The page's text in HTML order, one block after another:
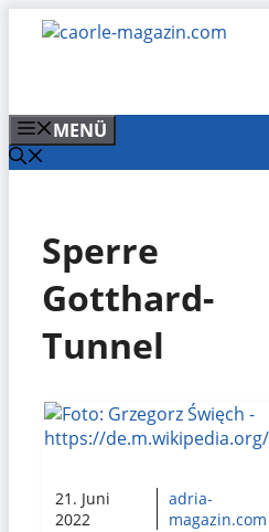
Zum
Inhalt
MENÜ
Sperre
Gotthard-
Tunnel
21. Juni
2022
adria-
magazin.com